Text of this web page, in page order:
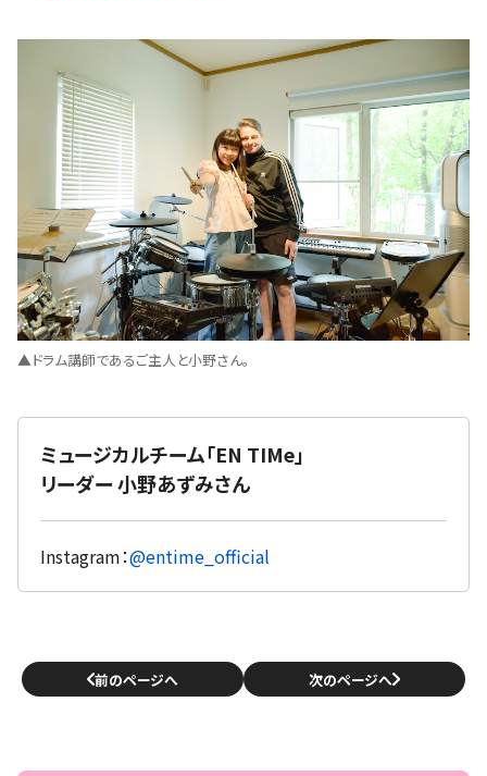
▲ドラム講師であるご主人と小野さん。
ミュージカルチーム「EN TIMe」
リーダー 小野あずみさん
Instagram：@entime_official
前のページへ 次のページへ